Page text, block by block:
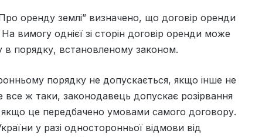
оренду землі” визначено, що договір оренди
вимогу однієї зі сторін договір оренди може
в порядку, встановленому законом.
порядку не допускається, якщо інше не
ж таки, законодавець допускає розірвання
це передбачено умовами самого договору.
у разі односторонньої відмови від